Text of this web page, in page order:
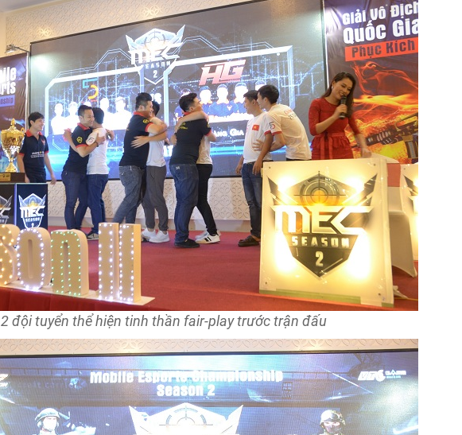
2 đội tuyển thể hiện tinh thần fair-play trước trận đấu